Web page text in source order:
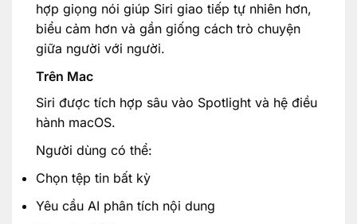
hợp giọng nói giúp Siri giao tiếp tự nhiên hơn,
biểu cảm hơn và gần giống cách trò chuyện
giữa người với người.
Trên Mac
Siri được tích hợp sâu vào Spotlight và hệ điều
hành macOS.
Người dùng có thể:
Chọn tệp tin bất kỳ
Yêu cầu AI phân tích nội dung